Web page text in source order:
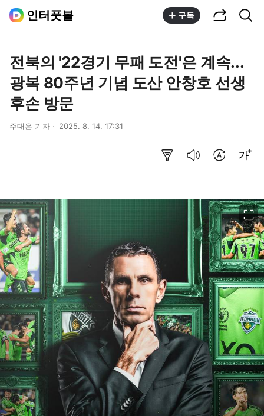
인터풋볼 구독
전북의 '22경기 무패 도전'은 계속...
광복 80주년 기념 도산 안창호 선생
후손 방문
주대은 기자 2025. 8. 14. 17:31